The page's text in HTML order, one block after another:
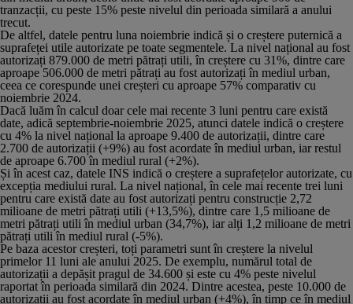
tranzacții, cu peste 15% peste nivelul din perioada similară a anului
trecut.
De altfel, datele pentru luna noiembrie indică și o creștere puternică a
suprafeței utile autorizate pe toate segmentele. La nivel național au fost
autorizați 879.000 de metri pătrați utili, în creștere cu 31%, dintre care
aproape 506.000 de metri pătrați au fost autorizați în mediul urban,
ceea ce corespunde unei creșteri cu aproape 57% comparativ cu
noiembrie 2024.
Dacă luăm în calcul doar cele mai recente 3 luni pentru care există
date, adică septembrie-noiembrie 2025, atunci datele indică o creștere
cu 4% la nivel național la aproape 9.400 de autorizații, dintre care
2.700 de autorizații (+9%) au fost acordate în mediul urban, iar restul
de aproape 6.700 în mediul rural (+2%).
Și în acest caz, datele INS indică o creștere a suprafețelor autorizate, cu
excepția mediului rural. La nivel național, în cele mai recente trei luni
pentru care există date au fost autorizați pentru construcție 2,72
milioane de metri pătrați utili (+13,5%), dintre care 1,5 milioane de
metri pătrați utili în mediul urban (34,7%), iar alți 1,2 milioane de metri
pătrați utili în mediul rural (-5%).
Pe baza acestor creșteri, toți parametri sunt în creștere la nivelul
primelor 11 luni ale anului 2025. De exemplu, numărul total de
autorizații a depășit pragul de 34.600 și este cu 4% peste nivelul
raportat în perioada similară din 2024. Dintre acestea, peste 10.000 de
autorizații au fost acordate în mediul urban (+4%), în timp ce în mediul